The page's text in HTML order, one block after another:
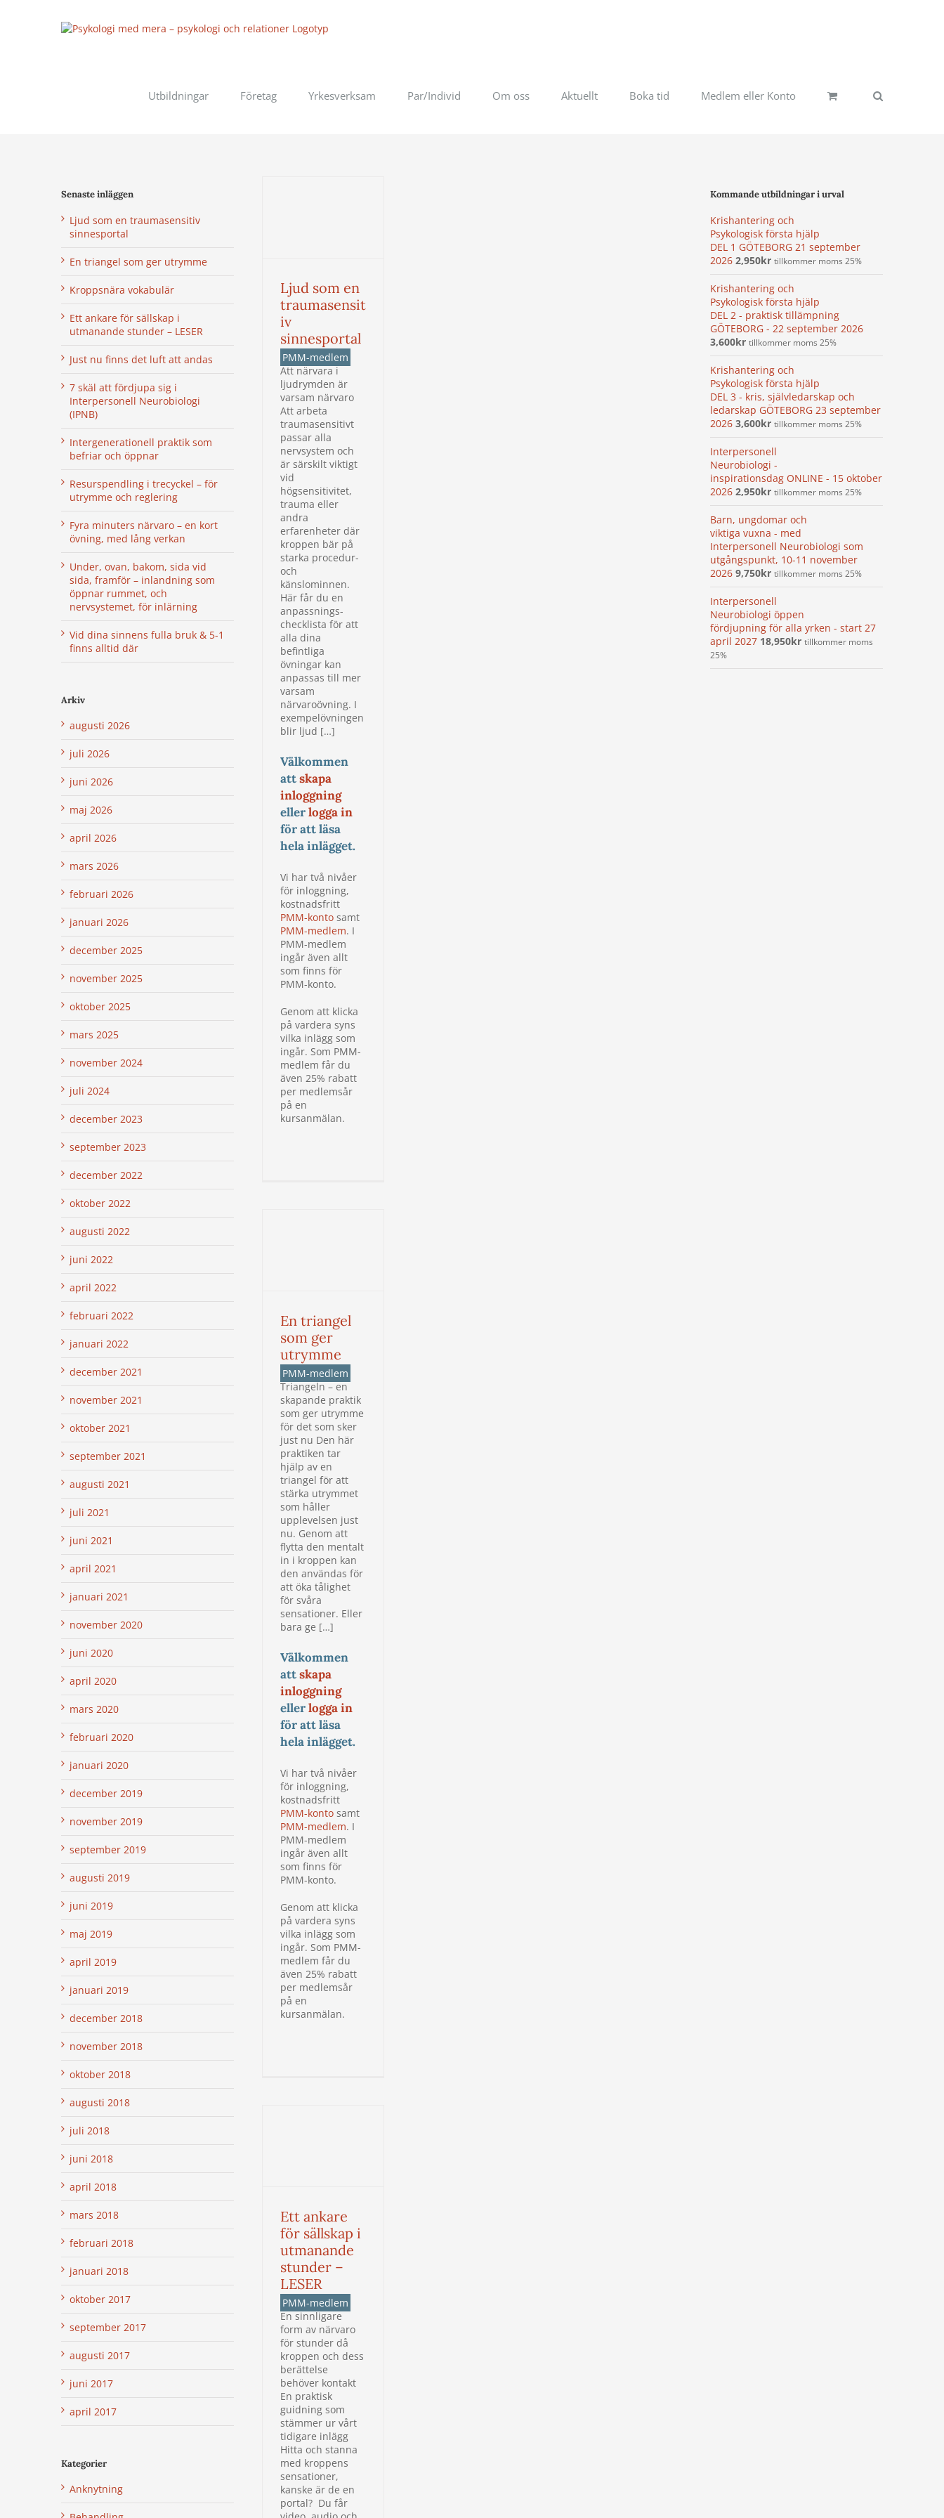
Utbildningar Företag Yrkesverksam Par/Individ Om oss Aktuellt Boka tid Medlem eller Konto
Ljud som en
traumasensit
iv
sinnesportal
PMM-medlem
Att närvara i
ljudrymden är
varsam närvaro
Att arbeta
traumasensitivt
passar alla
nervsystem och
är särskilt viktigt
vid
högsensitivitet,
trauma eller
andra
erfarenheter där
kroppen bär på
starka procedur-
och
känslominnen.
Här får du en
anpassnings-
checklista för att
alla dina
befintliga
övningar kan
anpassas till mer
varsam
närvaroövning. I
exempelövningen
blir ljud […]
Välkommen
attskapa
inloggning
ellerlogga in
för att läsa
hela inlägget.
Vi har två nivåer
för inloggning,
kostnadsfritt
PMM-kontosamt
PMM-medlem. I
PMM-medlem
ingår även allt
som finns för
PMM-konto.
Genom att klicka
på vardera syns
vilka inlägg som
ingår. Som PMM-
medlem får du
även 25% rabatt
per medlemsår
på en
kursanmälan.
En triangel
som ger
utrymme
PMM-medlem
Triangeln – en
skapande praktik
som ger utrymme
för det som sker
just nu Den här
praktiken tar
hjälp av en
triangel för att
stärka utrymmet
som håller
upplevelsen just
nu. Genom att
flytta den mentalt
in i kroppen kan
den användas för
att öka tålighet
för svåra
sensationer. Eller
bara ge […]
Välkommen
attskapa
inloggning
ellerlogga in
för att läsa
hela inlägget.
Vi har två nivåer
för inloggning,
kostnadsfritt
PMM-kontosamt
PMM-medlem. I
PMM-medlem
ingår även allt
som finns för
PMM-konto.
Genom att klicka
på vardera syns
vilka inlägg som
ingår. Som PMM-
medlem får du
även 25% rabatt
per medlemsår
på en
kursanmälan.
Ett ankare
för sällskap i
utmanande
stunder –
LESER
PMM-medlem
En sinnligare
form av närvaro
för stunder då
kroppen och dess
berättelse
behöver kontakt
En praktisk
guidning som
stämmer ur vårt
tidigare inlägg
Hitta och stanna
med kroppens
sensationer,
kanske är de en
portal? Du får
Senaste inläggen
Ljud som en traumasensitiv
sinnesportal
En triangel som ger utrymme
Kroppsnära vokabulär
Ett ankare för sällskap i
utmanande stunder – LESER
Just nu finns det luft att andas
7 skäl att fördjupa sig i
Interpersonell Neurobiologi
(IPNB)
Intergenerationell praktik som
befriar och öppnar
Resurspendling i trecyckel – för
utrymme och reglering
Fyra minuters närvaro – en kort
övning, med lång verkan
Under, ovan, bakom, sida vid
sida, framför – inlandning som
öppnar rummet, och
nervsystemet, för inlärning
Vid dina sinnens fulla bruk & 5-1
finns alltid där
Arkiv
augusti 2026
juli 2026
juni 2026
maj 2026
april 2026
mars 2026
februari 2026
januari 2026
december 2025
november 2025
oktober 2025
mars 2025
november 2024
juli 2024
december 2023
september 2023
december 2022
oktober 2022
augusti 2022
juni 2022
april 2022
februari 2022
januari 2022
december 2021
november 2021
oktober 2021
september 2021
augusti 2021
juli 2021
juni 2021
april 2021
januari 2021
november 2020
juni 2020
april 2020
mars 2020
februari 2020
januari 2020
december 2019
november 2019
september 2019
augusti 2019
juni 2019
maj 2019
april 2019
januari 2019
december 2018
november 2018
oktober 2018
augusti 2018
juli 2018
juni 2018
april 2018
mars 2018
februari 2018
januari 2018
oktober 2017
september 2017
augusti 2017
juni 2017
april 2017
Kategorier
Anknytning
Kommande utbildningar i urval
Krishantering och
Psykologisk första hjälp
DEL 1 GÖTEBORG 21 september
2026 2,950kr tillkommer moms 25%
Krishantering och
Psykologisk första hjälp
DEL 2 - praktisk tillämpning
GÖTEBORG - 22 september 2026
3,600kr tillkommer moms 25%
Krishantering och
Psykologisk första hjälp
DEL 3 - kris, självledarskap och
ledarskap GÖTEBORG 23 september
2026 3,600kr tillkommer moms 25%
Interpersonell
Neurobiologi -
inspirationsdag ONLINE - 15 oktober
2026 2,950kr tillkommer moms 25%
Barn, ungdomar och
viktiga vuxna - med
Interpersonell Neurobiologi som
utgångspunkt, 10-11 november
2026 9,750kr tillkommer moms 25%
Interpersonell
Neurobiologi öppen
fördjupning för alla yrken - start 27
april 2027 18,950kr tillkommer moms
25%